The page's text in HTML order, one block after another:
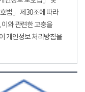
법」 제30조에 따라
와 관련한 고충을
개인정보 처리방침을